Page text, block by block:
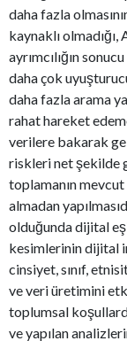
daha fazla
kaynaklı olmadığı,
ayrımcılığın
daha çok
daha fazla arama
rahat hareket
verilere bakarak
riskleri net şekilde
toplamanın
almadan
olduğunda dijital
kesimlerinin dijital
cinsiyet, sınıf,
ve veri üretimini
toplumsal
ve yapılan